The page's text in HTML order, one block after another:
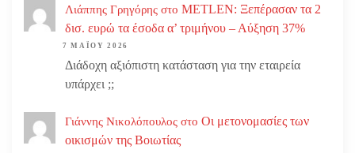
Λιάππης Γρηγόρης στο METLEN: Ξεπέρασαν τα 2
δισ. ευρώ τα έσοδα α’ τριμήνου – Αύξηση 37%
7 ΜΑΪ́ΟΥ 2026
Διάδοχη αξιόπιστη κατάσταση για την εταιρεία
υπάρχει ;;
Γιάννης Νικολόπουλος στο Οι μετονομασίες των
οικισμών της Βοιωτίας